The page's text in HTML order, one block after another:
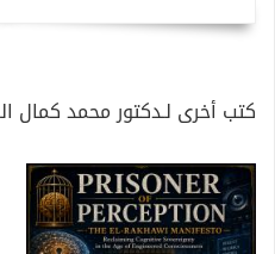
كتب أخرى لـدكتور محمد كمال